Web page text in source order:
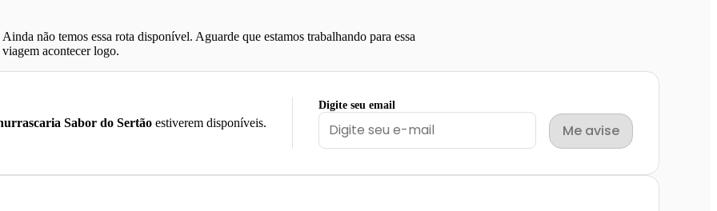
Ainda não temos essa rota disponível. Aguarde que estamos trabalhando para essa
viagem acontecer logo.
Sabor do Sertão estiverem disponíveis.
Digite seu email
Me avise